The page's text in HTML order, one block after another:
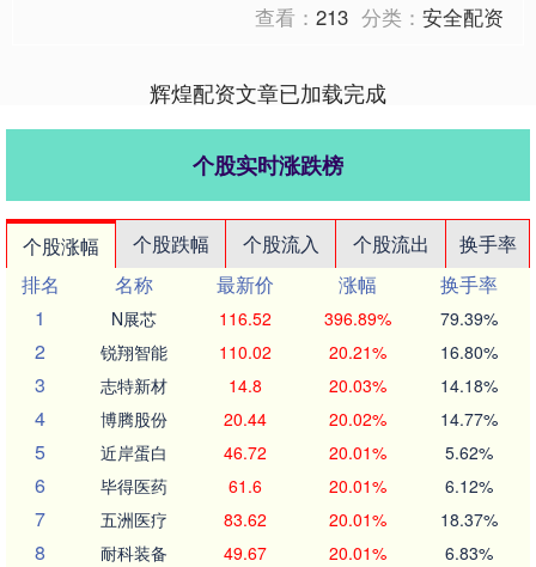
查看：213 分类：安全配资
辉煌配资文章已加载完成
个股实时涨跌榜
个股涨幅 个股跌幅 个股流入 个股流出
换手率
排名
名称 最新价 涨幅
换手率
1
N展芯 116.52 396.89% 79.39%
2 锐翔智能 110.02 20.21% 16.80%
3 志特新材 14.8 20.03% 14.18%
4 博腾股份 20.44 20.02% 14.77%
5 近岸蛋白 46.72 20.01% 5.62%
6 毕得医药 61.6 20.01% 6.12%
7 五洲医疗 83.62 20.01% 18.37%
8 耐科装备 49.67 20.01% 6.83%